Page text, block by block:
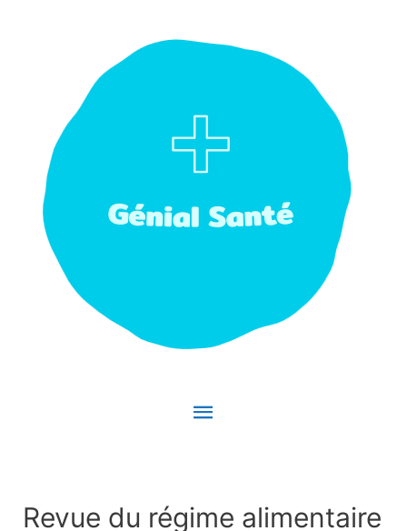
Menu
Revue du régime alimentaire